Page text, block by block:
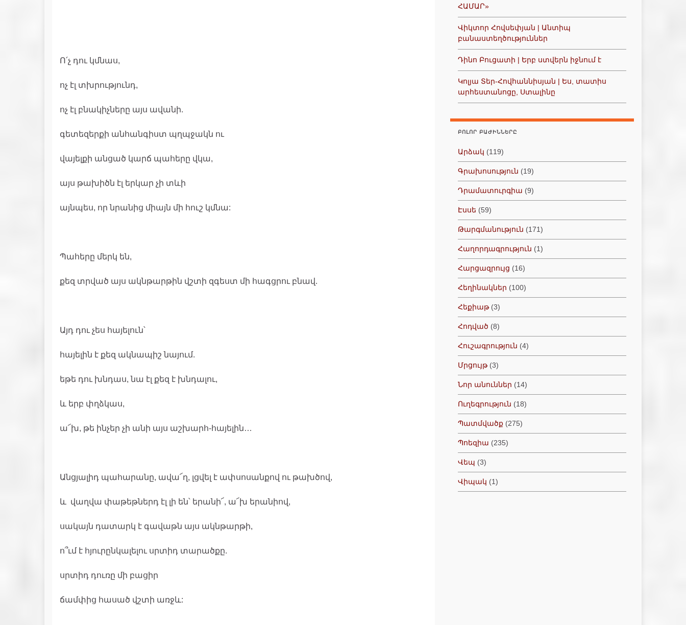
Ո՛չ դու կմնաս,
ոչ էլ տխրությունդ,
ոչ էլ բնակիչները այս ավանի.
գետեզերքի անհանգիստ պղպջակն ու
վայելքի անցած կարճ պահերը վկա,
այս թախիծն էլ երկար չի տևի
այնպես, որ նրանից միայն մի հուշ կմնա:
Պահերը մերկ են,
քեզ տրված այս ակնթարթին վշտի զգեստ մի հագցրու բնավ.
Այդ դու չես հայելուն՝
հայելին է քեզ ակնապիշ նայում.
եթե դու խնդաս, նա էլ քեզ է խնդալու,
և երբ փղձկաս,
ա՜խ, թե ինչեր չի անի այս աշխարհ-հայելին…
Անցյալիդ պահարանը, ավա՜ղ, լցվել է ափսոսանքով ու թախծով,
և վաղվա փաթեթներդ էլ լի են՝ երանի՜, ա՜խ երանիով,
սակայն դատարկ է գավաթն այս ակնթարթի,
ո՞ւմ է հյուրընկալելու սրտիդ տարածքը.
սրտիդ դուռը մի բացիր
ճամփից հասած վշտի առջև:
ՀԱՄԱՐ»
Վիկտոր Հովսեփյան | Անտիպ
բանաստեղծություններ
Դինո Բուցատի | Երբ ստվերն իջնում է
Կոլյա Տեր-Հովհաննիսյան | Ես, տատիս
արհեստանոցը, Ստալինը
ԲՈԼՈՐ ԲԱԺԻՆՆԵՐԸ
Արձակ (119)
Գրախոսություն (19)
Դրամատուրգիա (9)
Էսսե (59)
Թարգմանություն (171)
Հաղորդագրություն (1)
Հարցազրույց (16)
Հեղինակներ (100)
Հեքիաթ(3)
Հոդված (8)
Հուշագրություն (4)
Մրցույթ(3)
Նոր անուններ (14)
Ուղեգրություն (18)
Պատմվածք (275)
Պոեզիա (235)
Վեպ (3)
Վիպակ (1)